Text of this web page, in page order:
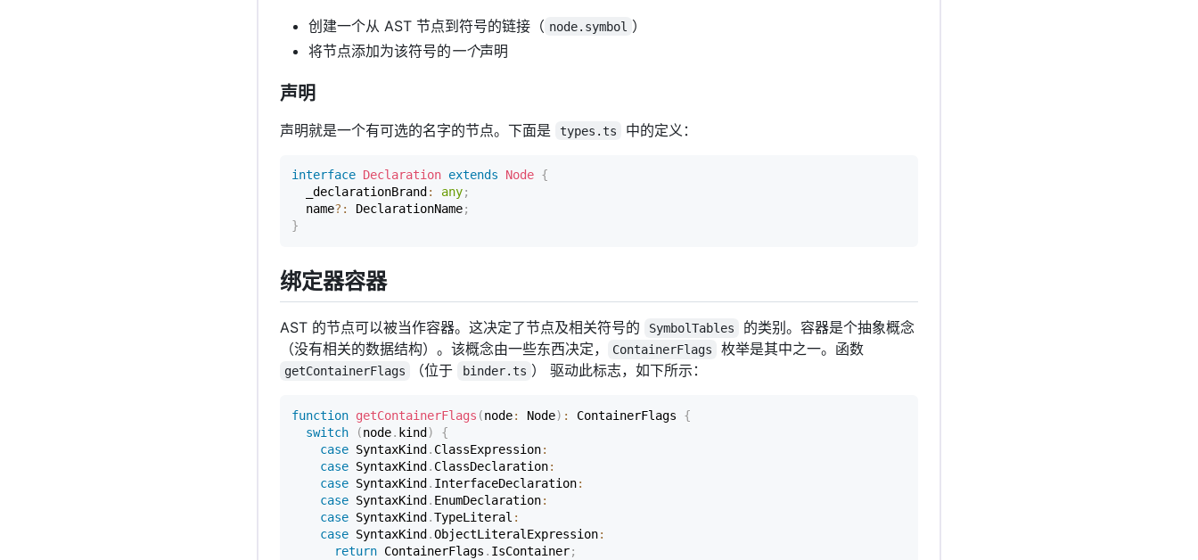
创建一个从 AST 节点到符号的链接（ node.symbol ）
将节点添加为该符号的一个声明
声明
声明就是一个有可选的名字的节点。下面是 types.ts 中的定义：
interface Declaration extends Node {
  _declarationBrand
: any;
  name
? : DeclarationName;
}
绑定器容器
AST 的节点可以被当作容器。这决定了节点及相关符号的 SymbolTables
的类别。容器是个抽象概念
（没有相关的数据结构）。该概念由一些东西决定，
ContainerFlags 枚举是其中之一。函数
getContainerFlags （位于 binder.ts ） 驱动此标志，如下所示：
function getContainerFlags (node: Node) : ContainerFlags {
switch
(node. kind )
{
case SyntaxKind . ClassExpression:
case SyntaxKind . ClassDeclaration:
case SyntaxKind . InterfaceDeclaration:
case SyntaxKind . EnumDeclaration:
case SyntaxKind .TypeLiteral :
case SyntaxKind .ObjectLiteralExpression:
return ContainerFlags . IsContainer;